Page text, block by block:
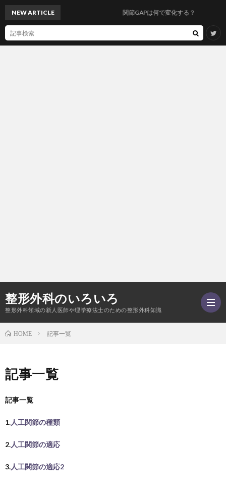
整形外科のいろいろ
整形外科領域の新人医師や理学療法士のための整形外科知識
NEW ARTICLE 関節GAPは何で変化する？
HOME 記事一覧
記事一覧
記事一覧
1.人工関節の種類
2.人工関節の適応
3.人工関節の適応2